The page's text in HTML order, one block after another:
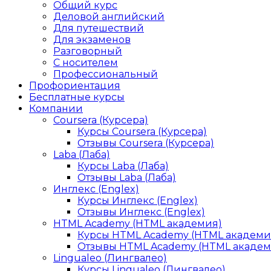
Общий курс
Деловой английский
Для путешествий
Для экзаменов
Разговорный
С носителем
Профессиональный
Профориентация
Бесплатные курсы
Компании
Coursera (Курсера)
Курсы Coursera (Курсера)
Отзывы Coursera (Курсера)
Laba (Лаба)
Курсы Laba (Лаба)
Отзывы Laba (Лаба)
Инглекс (Englex)
Курсы Инглекс (Englex)
Отзывы Инглекс (Englex)
HTML Academy (HTML академия)
Курсы HTML Academy (HTML
Отзывы HTML Academy (HTML
Lingualeo (Лингвалео)